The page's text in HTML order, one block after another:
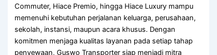
Commuter, Hiace Premio, hingga Hiace Luxury mampu
memenuhi kebutuhan perjalanan keluarga, perusahaan,
sekolah, instansi, maupun acara khusus. Dengan
komitmen menjaga kualitas layanan pada setiap tahap
penyewaan, Guswo Transporter siap menjadi mitra